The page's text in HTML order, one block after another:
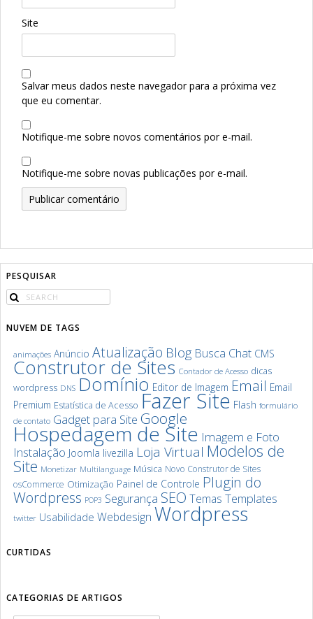
Site
Salvar meus dados neste navegador para a próxima vez
que eu comentar.
Notifique-me sobre novos comentários por e-mail.
Notifique-me sobre novas publicações por e-mail.
PESQUISAR
NUVEM DE TAGS
animações Anúncio Atualização Blog Busca Chat CMS
Construtor de Sites Contador de Acesso dicas
wordpress DNS Domínio Editor de Imagem Email Email
Premium Estatística de Acesso Fazer Site Flash formulário
de contato Gadget para Site Google
Hospedagem de Site Imagem e Foto
Instalação Joomla livezilla Loja Virtual Modelos de
Site Monetizar Multilanguage Música Novo Construtor de Sites
osCommerce Otimização Painel de Controle Plugin do
Wordpress POP3 Segurança SEO Temas Templates
twitter Usabilidade Webdesign Wordpress
CURTIDAS
CATEGORIAS DE ARTIGOS